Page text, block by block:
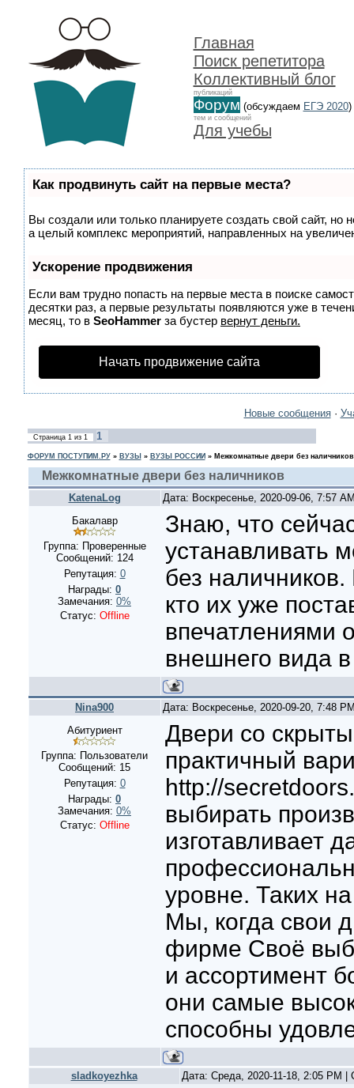
Главная
Поиск репетитора
Коллективный блог
публикаций
Форум (обсуждаем ЕГЭ 2020)
тем и сообщений
Для учебы
Как продвинуть сайт на первые места?
Вы создали или только планируете создать свой сайт, но
а целый комплекс мероприятий, направленных на
Ускорение продвижения
Если вам трудно попасть на первые места в поиске
десятки раз, а первые результаты появляются уже в
месяц, то в SeoHammer за бустер вернут деньги.
Начать продвижение сайта
Новые сообщения·
Страница 1из 1 1
ФОРУМ ПОСТУПИМ.РУ» ВУЗЫ » ВУЗЫ РОССИИ » Межкомнатные двери без наличников
Межкомнатные двери без наличников
KatenaLog
Дата: Воскресенье, 2020-09-06, 7:57
Бакалавр
Группа: Проверенные
Сообщений: 124
Репутация: 0
Награды: 0
Замечания: 0%
Статус: Offline
Знаю, что
устанавливать
без наличников.
кто их уже
впечатлениями
внешнего вида
Nina900
Дата: Воскресенье, 2020-09-20, 7:48
Абитуриент
Группа: Пользователи
Сообщений: 15
Репутация: 0
Награды: 0
Замечания: 0%
Статус: Offline
Двери со
практичный
http://
выбирать
изготавливает
уровне. Таких
Мы, когда свои
фирме Своё
и ассортимент
они самые
способны
sladkoyezhka Дата: Среда, 2020-11-18, 2:05 PM